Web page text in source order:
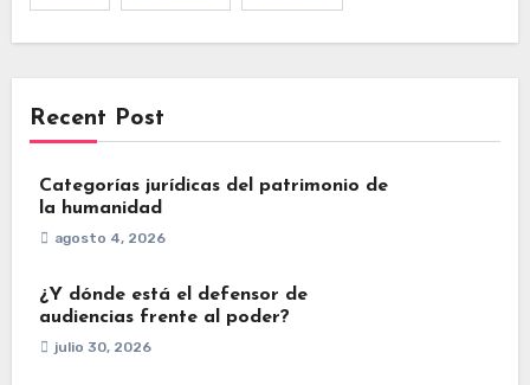
Recent Post
Categorías jurídicas del patrimonio de
la humanidad
agosto 4, 2026
¿Y dónde está el defensor de
audiencias frente al poder?
julio 30, 2026